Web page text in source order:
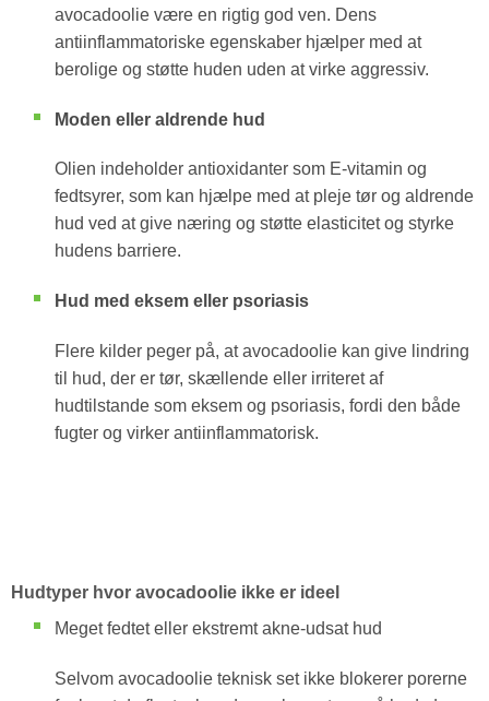
avocadoolie være en rigtig god ven. Dens
antiinflammatoriske egenskaber hjælper med at
berolige og støtte huden uden at virke aggressiv.
Moden eller aldrende hud
Olien indeholder antioxidanter som E-vitamin og
fedtsyrer, som kan hjælpe med at pleje tør og aldrende
hud ved at give næring og støtte elasticitet og styrke
hudens barriere.
Hud med eksem eller psoriasis
Flere kilder peger på, at avocadoolie kan give lindring
til hud, der er tør, skællende eller irriteret af
hudtilstande som eksem og psoriasis, fordi den både
fugter og virker antiinflammatorisk.
Hudtyper hvor avocadoolie ikke er ideel
Meget fedtet eller ekstremt akne-udsat hud
Selvom avocadoolie teknisk set ikke blokerer porerne